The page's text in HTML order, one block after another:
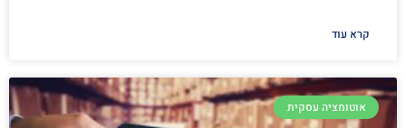
קרא עוד
אוטומציה עסקית